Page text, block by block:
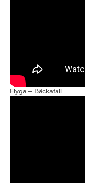
Flyga – Bäckafall